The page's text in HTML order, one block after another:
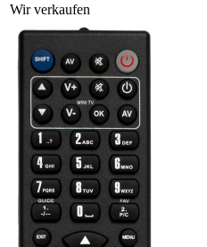
Wir verkaufen